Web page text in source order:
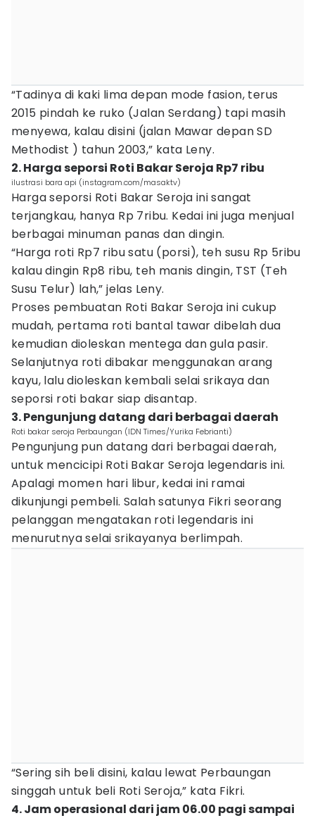
“Tadinya di kaki lima depan mode fasion, terus
2015 pindah ke ruko (Jalan Serdang) tapi masih
menyewa, kalau disini (jalan Mawar depan SD
Methodist ) tahun 2003,” kata Leny.
2. Harga seporsi Roti Bakar Seroja Rp7 ribu
ilustrasi bara api (instagram.com/masaktv)
Harga seporsi Roti Bakar Seroja ini sangat
terjangkau, hanya Rp 7ribu. Kedai ini juga menjual
berbagai minuman panas dan dingin.
“Harga roti Rp7 ribu satu (porsi), teh susu Rp 5ribu
kalau dingin Rp8 ribu, teh manis dingin, TST (Teh
Susu Telur) lah,” jelas Leny.
Proses pembuatan Roti Bakar Seroja ini cukup
mudah, pertama roti bantal tawar dibelah dua
kemudian dioleskan mentega dan gula pasir.
Selanjutnya roti dibakar menggunakan arang
kayu, lalu dioleskan kembali selai srikaya dan
seporsi roti bakar siap disantap.
3. Pengunjung datang dari berbagai daerah
Roti bakar seroja Perbaungan (IDN Times/Yurika Febrianti)
Pengunjung pun datang dari berbagai daerah,
untuk mencicipi Roti Bakar Seroja legendaris ini.
Apalagi momen hari libur, kedai ini ramai
dikunjungi pembeli. Salah satunya Fikri seorang
pelanggan mengatakan roti legendaris ini
menurutnya selai srikayanya berlimpah.
“Sering sih beli disini, kalau lewat Perbaungan
singgah untuk beli Roti Seroja,” kata Fikri.
4. Jam operasional dari jam 06.00 pagi sampai